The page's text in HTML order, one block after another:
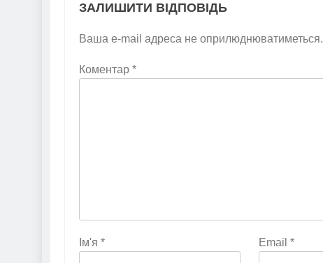
ЗАЛИШИТИ ВІДПОВІДЬ
Ваша e-mail адреса не оприлюднюватиметься.
Коментар *
Ім'я * Email *